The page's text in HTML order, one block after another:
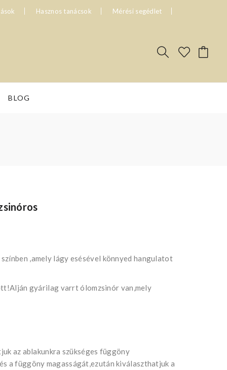
Hasznos tanácsok Mérési segédlet
BLOG
,amely lágy esésével könnyed hangulatot
gyárilag varrt ólomzsinór van,mely
az ablakunkra szükséges függöny
a függöny magasságát,ezután kiválaszthatjuk a